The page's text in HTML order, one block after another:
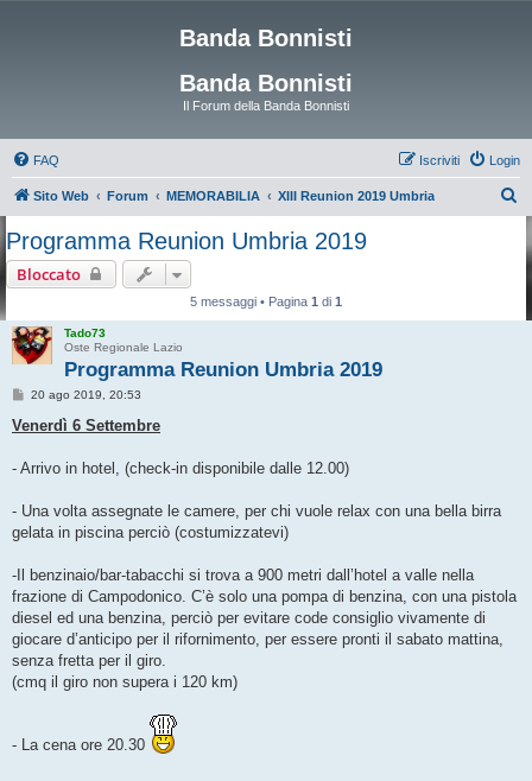
Banda Bonnisti
Banda Bonnisti
Il Forum della Banda Bonnisti
FAQ Login
Iscriviti
Sito Web Forum MEMORABILIA XIII Reunion 2019 Umbria
Programma Reunion Umbria 2019
Bloccato
5 messaggi • Pagina 1 di 1
Tado73
Oste Regionale Lazio
Programma Reunion Umbria 2019
M
s
s
g
o
20 ago 2019, 20:53
Venerdì 6 Settembre
- Arrivo in hotel, (check-in disponibile dalle 12.00)
- Una volta assegnate le camere, per chi vuole relax con una bella birra
gelata in piscina perciò (costumizzatevi)
-Il benzinaio/bar-tabacchi si trova a 900 metri dall’hotel a valle nella
frazione di Campodonico. C’è solo una pompa di benzina, con una pistola
diesel ed una benzina, perciò per evitare code consiglio vivamente di
giocare d’anticipo per il rifornimento, per essere pronti il sabato mattina,
senza fretta per il giro.
(cmq il giro non supera i 120 km)
- La cena ore 20.30